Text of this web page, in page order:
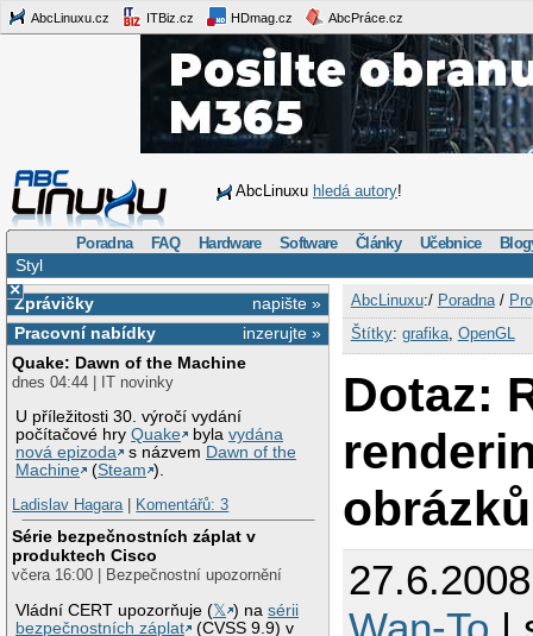
AbcLinuxu.cz ITBiz.cz HDmag.cz AbcPráce.cz
AbcLinuxu hledá autory!
Poradna FAQ Hardware Software Články Učebnice
Styl
×
napište »
Zprávičky
inzerujte »
Pracovní nabídky
Quake: Dawn of the Machine
dnes 04:44 | IT novinky
U příležitosti 30. výročí vydání
počítačové hryQuake bylavydána
nová epizoda
s názvem Dawn of the
Machine
(Steam ).
Ladislav Hagara| Komentářů: 3
Série bezpečnostních záplat v
produktech Cisco
včera 16:00 | Bezpečnostní upozornění
Vládní CERT upozorňuje (𝕏 ) nasérii
bezpečnostních záplat
(CVSS 9.9) v
AbcLinuxu:/ Poradna/
Štítky: grafika, OpenGL
Dotaz:
obrázků